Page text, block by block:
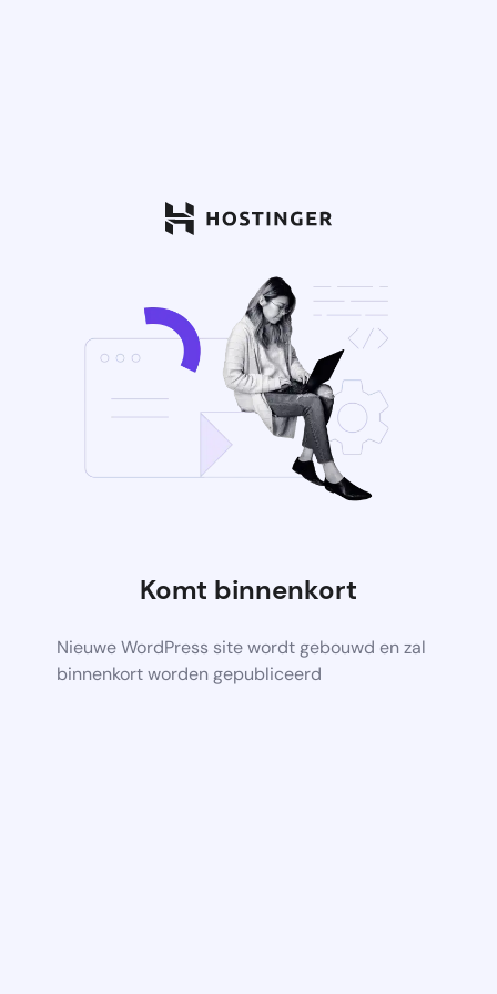
Komt binnenkort
Nieuwe WordPress site wordt gebouwd en zal
binnenkort worden gepubliceerd